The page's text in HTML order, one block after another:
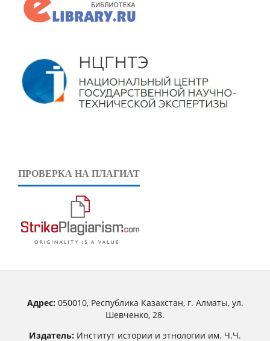
ПРОВЕРКА НА ПЛАГИАТ
Адрес:050010, Республика Казахстан, г. Алматы, ул.
Шевченко, 28.
Издатель: Институт истории и этнологии им. Ч.Ч.